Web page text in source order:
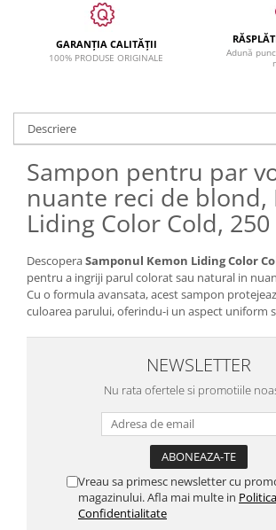
GARANȚIA CALITĂȚII
100% PRODUSE ORIGINALE
Adună
Descriere
Sampon pentru par
nuante reci de blond,
Liding Color Cold,
DescoperaSamponul Kemon Liding Color
pentru a ingriji parul colorat sau natural in
Cu o formula avansata, acest sampon
culoarea parului, oferindu-i un aspect uniform
NEWSLETTER
Nu rata ofertele si promotiile
Vreau sa primesc newsletter cu
magazinului. Afla mai multe in
Confidentialitate